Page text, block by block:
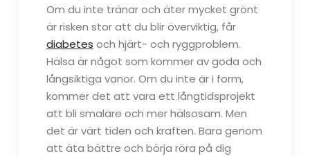
Om du inte tränar och äter mycket grönt
är risken stor att du blir överviktig, får
diabetes och hjärt- och ryggproblem.
Hälsa är något som kommer av goda och
långsiktiga vanor. Om du inte är i form,
kommer det att vara ett långtidsprojekt
att bli smalare och mer hälsosam. Men
det är värt tiden och kraften. Bara genom
att äta bättre och börja röra på dig